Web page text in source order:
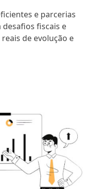
e parcerias
fiscais e
de evolução e